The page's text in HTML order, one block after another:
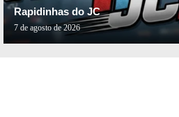
Rapidinhas do JC
7 de agosto de 2026